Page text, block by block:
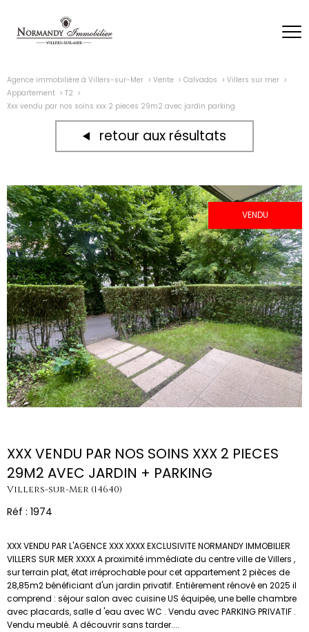
Agence immobilière à Villers-sur-Mer Vente Calvados
Villers sur mer
Appartement
T2
Xxx vendu par nos soins xxx 2 pieces 29m2 avec jardin parking
retour aux résultats
VENDU
XXX VENDU PAR NOS SOINS XXX 2 PIECES
29M2 AVEC JARDIN + PARKING
Villers-sur-Mer (14640)
Réf : 1974
XXX VENDU PAR L'AGENCE XXX XXXX EXCLUSIVITE NORMANDY IMMOBILIER
VILLERS SUR MER XXXX A proximité immédiate du centre ville de Villers ,
sur terrain plat, état irréprochable pour cet appartement 2 pièces de
28,85m2 bénéficiant d'un jardin privatif. Entièrement rénové en 2025 il
comprend : séjour salon avec cuisine US équipée, une belle chambre
avec placards, salle d 'eau avec WC . Vendu avec PARKING PRIVATIF .
Vendu meublé. A découvrir sans tarder....